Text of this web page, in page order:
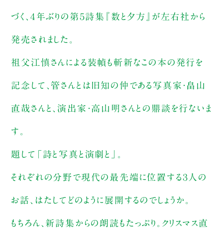
づく、４年ぶりの第５詩集『数と夕方』が左右社から
発売されました。
祖父江慎さんによる装幀も斬新なこの本の発行を
記念して、管さんとは旧知の仲である写真家・畠山
直哉さんと、演出家・高山明さんとの鼎談を行ないま
す。
題して「詩と写真と演劇と」。
それぞれの分野で現代の最先端に位置する３人の
お話、はたしてどのように展開するのでしょうか。
もちろん、新詩集からの朗読もたっぷり。クリスマス直